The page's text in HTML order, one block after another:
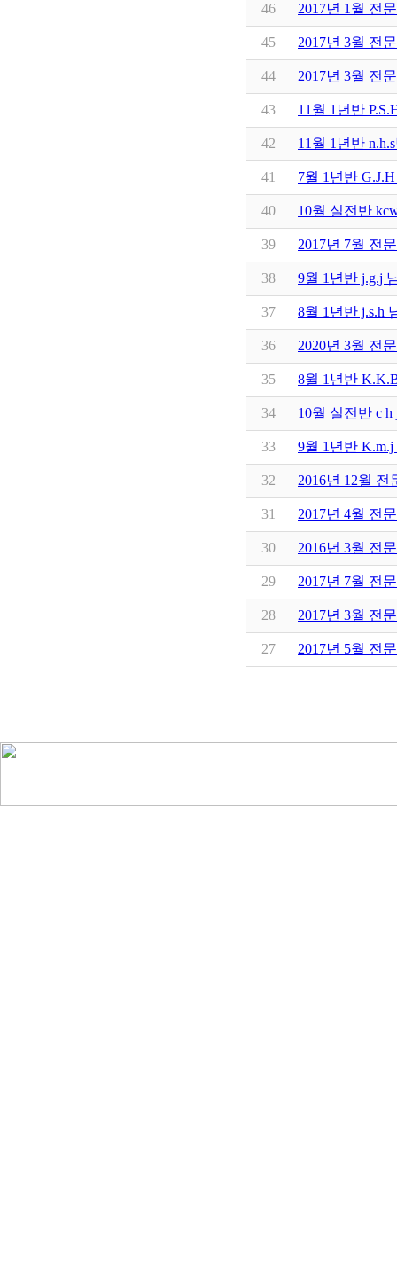
46 2017년 1월 전
45 2017년 3월 전
44 2017년 3월 전
43 11월 1년반
42 11월 1년반
41 7월 1년반
40 10월 실전반
39 2017년 7월 전
38 9월 1년반 j.g.j
37 8월 1년반 j.s.h
36 2020년 3월 전
35 8월 1년반
34 10월 실전반 c
33 9월 1년반
32 2016년 12월
31 2017년 4월 전
30 2016년 3월 전
29 2017년 7월 전
28 2017년 3월 전
27 2017년 5월 전